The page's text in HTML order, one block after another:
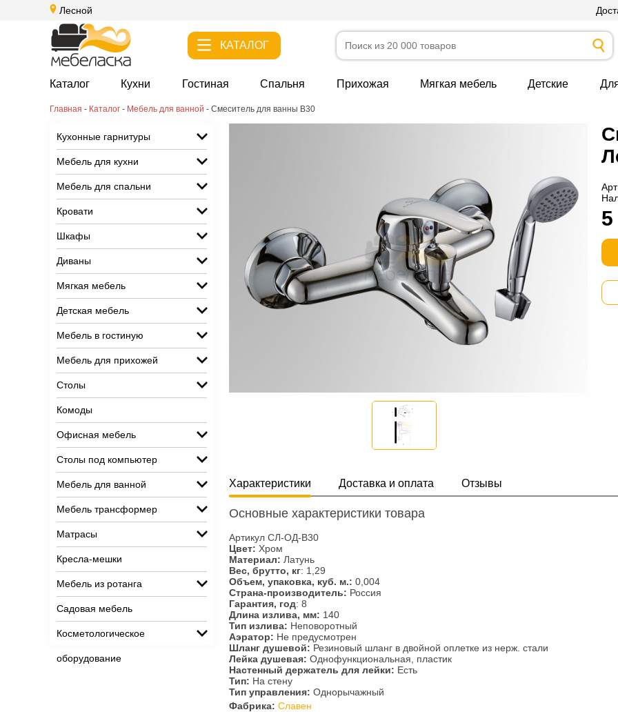
Лесной
КАТАЛОГ
Каталог Кухни Гостиная Спальня Прихожая Мягкая мебель Детские
Главная - Каталог - Мебель для ванной - Смеситель для ванны В30
Кухонные гарнитуры
Мебель для кухни
Мебель для спальни
Кровати
Шкафы
Диваны
Мягкая мебель
Детская мебель
Мебель в гостиную
Мебель для прихожей
Столы
Комоды
Офисная мебель
Столы под компьютер
Мебель для ванной
Мебель трансформер
Матрасы
Кресла-мешки
Мебель из ротанга
Садовая мебель
Косметологическое
оборудование
5
Характеристики Доставка и оплата Отзывы
Основные характеристики товара
Артикул СЛ-ОД-В30
Цвет: Хром
Материал: Латунь
Вес, брутто, кг: 1,29
Объем, упаковка, куб. м.: 0,004
Страна-производитель: Россия
Гарантия, год: 8
Длина излива, мм: 140
Тип излива: Неповоротный
Аэратор: Не предусмотрен
Шланг душевой: Резиновый шланг в двойной оплетке из нерж. стали
Лейка душевая: Однофункциональная, пластик
Настенный держатель для лейки: Есть
Тип: На стену
Тип управления: Однорычажный
Фабрика: Славен